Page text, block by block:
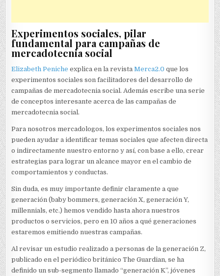
Experimentos sociales, pilar
fundamental para campañas de
mercadotecnia social
Elizabeth Peniche explica en la revistaMerca2.0 que los
experimentos sociales son facilitadores del desarrollo de
campañas de mercadotecnia social. Además escribe una serie
de conceptos interesante acerca de las campañas de
mercadotecnia social.
Para nosotros mercadologos, los experimentos sociales nos
pueden ayudar a identificar temas sociales que afecten directa
o indirectamente nuestro entorno y así, con base a ello, crear
estrategias para lograr un alcance mayor en el cambio de
comportamientos y conductas.
Sin duda, es muy importante definir claramente a que
generación (baby bommers, generación X, generación Y,
millennials, etc.) hemos vendido hasta ahora nuestros
productos o servicios, pero en 10 años a qué generaciones
estaremos emitiendo nuestras campañas.
Al revisar un estudio realizado a personas de la generación Z,
publicado en el periódico británico The Guardian, se ha
definido un sub-segmento llamado “generación K”, jóvenes